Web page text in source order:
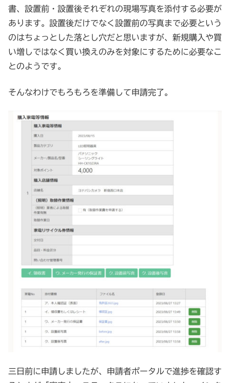
書、設置前・設置後それぞれの現場写真を添付する必要が
あります。設置後だけでなく設置前の写真まで必要という
のはちょっとした落とし穴だと思いますが、新規購入や買
い増しではなく買い換えのみを対象にするために必要なこ
とのようです。
そんなわけでもろもろを準備して申請完了。
三日前に申請しましたが、申請者ポータルで進捗を確認す